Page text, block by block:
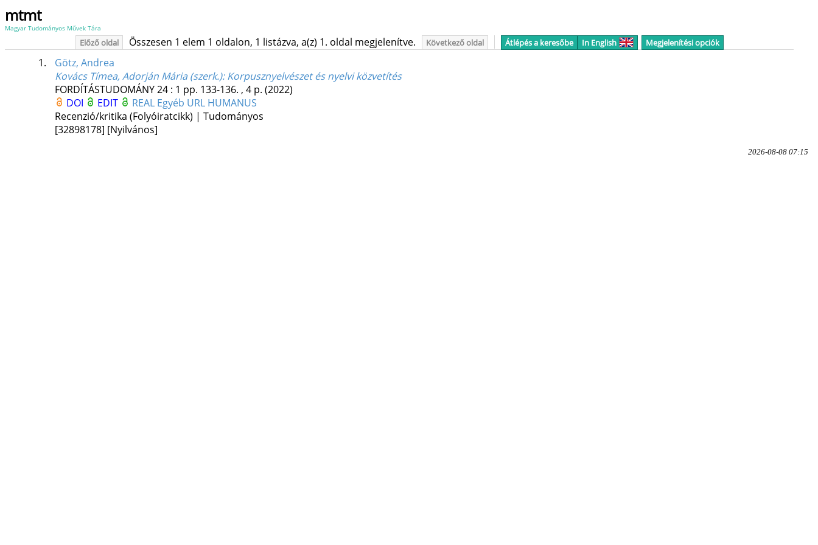
mtmt
Magyar Tudományos Művek Tára
Előző oldal Összesen 1 elem 1 oldalon, 1 listázva, a(z) 1. oldal megjelenítve. Következő oldal Átlépés a keresőbe In English Megjelenítési opciók
1.
Götz, Andrea
Kovács Tímea, Adorján Mária (szerk.): Korpusznyelvészet és nyelvi közvetítés
FORDÍTÁSTUDOMÁNY24: 1 pp. 133-136. , 4 p. (2022)
DOI
EDIT REAL Egyéb URL HUMANUS
Recenzió/kritika (Folyóiratcikk) | Tudományos
[32898178] [Nyilvános]
2026-08-08 07:15